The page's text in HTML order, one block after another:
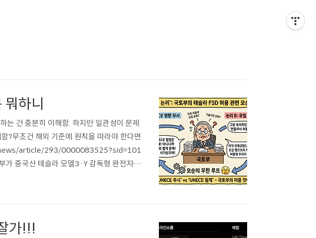
하니
는 건 충분히 이해함. 하지만 일관성이 문제
?무조건 해외 기준에 원칙을 따라야 한다면
article/293/0000083525?sid=101
가 중국산 테슬라 모델3·Y 감독형 완전자율
적이 없다"면서 "국내 안전기준을 충족해야
가!!!